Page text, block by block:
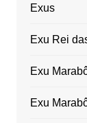
Exus
Exu Rei
Exu
Exu